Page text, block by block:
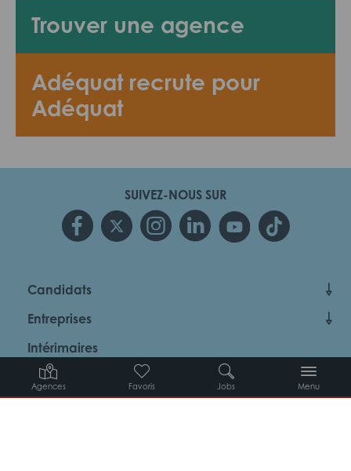
Agences Favoris Jobs Menu
Trouver une agence
Adéquat recrute pour
Adéquat
SUIVEZ-NOUS SUR
Candidats
Entreprises
Intérimaires
À propos d’Adéquat